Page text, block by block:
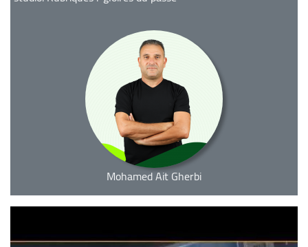
Mohamed Ait Gherbi